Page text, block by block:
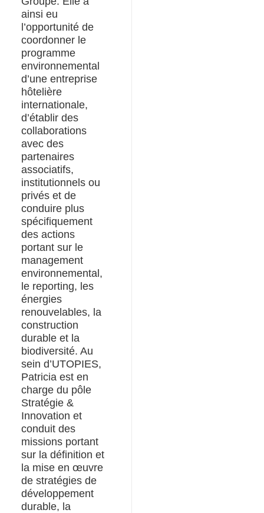
ainsi eu
l’opportunité de
coordonner le
programme
environnemental
d’une entreprise
hôtelière
internationale,
d’établir des
collaborations
avec des
partenaires
associatifs,
institutionnels ou
privés et de
conduire plus
spécifiquement
des actions
portant sur le
management
environnemental,
le reporting, les
énergies
renouvelables, la
construction
durable et la
biodiversité. Au
sein d’UTOPIES,
Patricia est en
charge du pôle
Stratégie &
Innovation et
conduit des
missions portant
sur la définition et
la mise en œuvre
de stratégies de
développement
durable, la